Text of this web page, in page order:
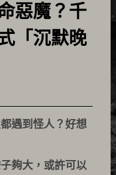
惡魔？千
「沉默晚
遇到怪人？好想
夠大，或許可以